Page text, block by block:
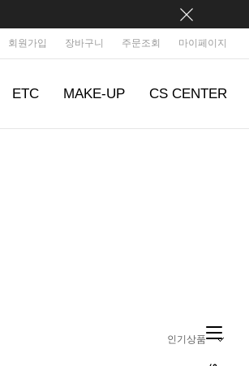
회원가입 장바구니 주문조회 마이페이지
ETC MAKE-UP CS CENTER